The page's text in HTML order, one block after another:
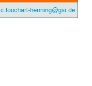
c.louchart-henning@gsi.de